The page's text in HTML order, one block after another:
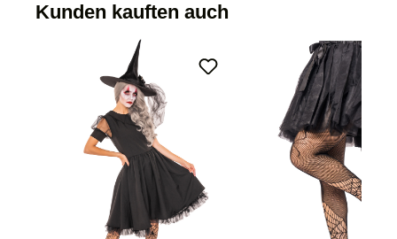
Kunden kauften auch